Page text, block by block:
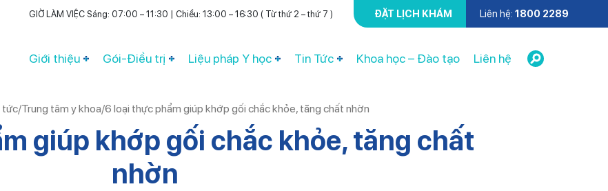
GIỜ LÀM VIỆC Sáng: 07:00 – 11:30 | Chiều: 13:00 – 16:30 ( Từ thứ 2 – thứ 7 ) ĐẶT LỊCH KHÁM Liên hệ: 1800 2289
Giới thiệu Gói-Điều trị Liệu pháp Y học Tin Tức Khoa học – Đào tạo Liên hệ
tức/Trung tâm y khoa/6 loại thực phẩm giúp khớp gối chắc khỏe, tăng chất nhờn
giúp khớp gối chắc khỏe, tăng chất
nhờn